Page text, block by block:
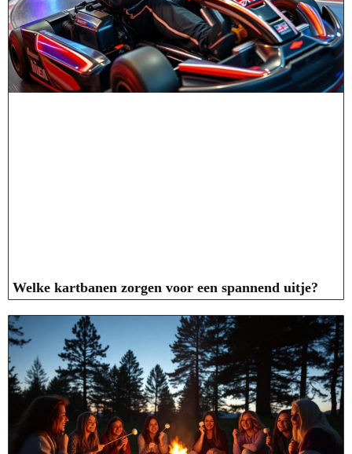
Welke kartbanen zorgen voor een spannend uitje?